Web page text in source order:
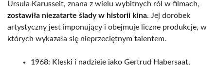
Ursula Karusseit, znana z wielu wybitnych ról w filmach,
zostawiła niezatarte ślady w historii kina. Jej dorobek
artystyczny jest imponujący i obejmuje liczne produkcje, w
których wykazała się nieprzeciętnym talentem.
1968: Klęski i nadzieje jako Gertrud Habersaat,